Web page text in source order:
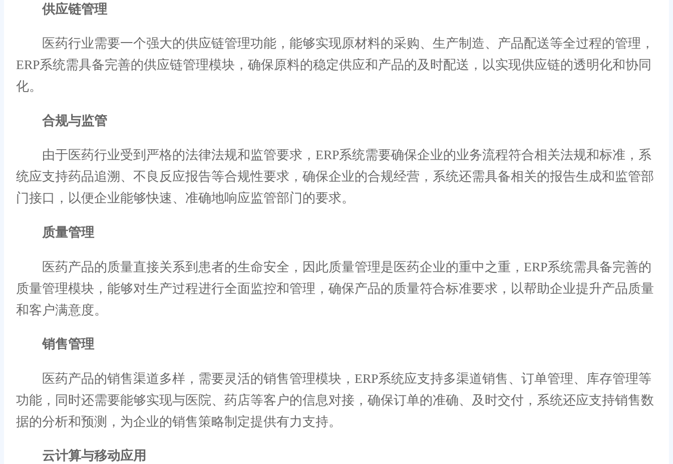
供应链管理
医药行业需要一个强大的供应链管理功能，能够实现原材料的采购、生产制造、产品配送等全过程的管理，
ERP系统需具备完善的供应链管理模块，确保原料的稳定供应和产品的及时配送，以实现供应链的透明化和协同
化。
合规与监管
由于医药行业受到严格的法律法规和监管要求，ERP系统需要确保企业的业务流程符合相关法规和标准，系
统应支持药品追溯、不良反应报告等合规性要求，确保企业的合规经营，系统还需具备相关的报告生成和监管部
门接口，以便企业能够快速、准确地响应监管部门的要求。
质量管理
医药产品的质量直接关系到患者的生命安全，因此质量管理是医药企业的重中之重，ERP系统需具备完善的
质量管理模块，能够对生产过程进行全面监控和管理，确保产品的质量符合标准要求，以帮助企业提升产品质量
和客户满意度。
销售管理
医药产品的销售渠道多样，需要灵活的销售管理模块，ERP系统应支持多渠道销售、订单管理、库存管理等
功能，同时还需要能够实现与医院、药店等客户的信息对接，确保订单的准确、及时交付，系统还应支持销售数
据的分析和预测，为企业的销售策略制定提供有力支持。
云计算与移动应用